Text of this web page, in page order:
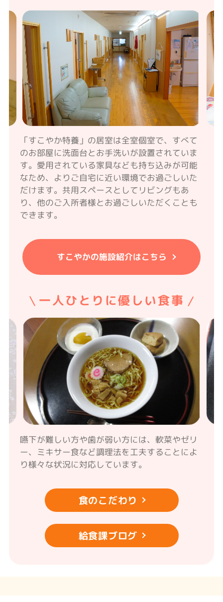
「すこやか特養」の居室は全室個室で、すべて
のお部屋に洗面台とお手洗いが設置されていま
す。愛用されている家具なども持ち込みが可能
なため、よりご自宅に近い環境でお過ごしいた
だけます。共用スペースとしてリビングもあ
り、他のご入所者様とお過ごしいただくことも
できます。
すこやかの施設紹介はこちら
一人ひとりに優しい食事
嚥下が難しい方や歯が弱い方には、軟菜やゼリ
ー、ミキサー食など調理法を工夫することによ
り様々な状況に対応しています。
食のこだわり
給食課ブログ